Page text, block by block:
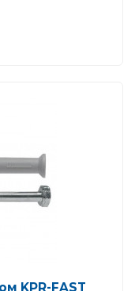
KPR-FAST